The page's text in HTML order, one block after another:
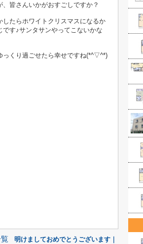
皆さんいかがおすごしですか？
たらホワイトクリスマスになるか
す♪サンタサンやってこないかな
っくり過ごせたら幸せですね(*^▽^*)
明けましておめでとうございます｜